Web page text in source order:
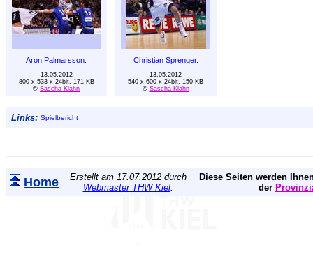
Aron Palmarsson Christian Sprenger.
13.05.2012
800 x 533 x 24bit, 171 KB
© Sascha Klahn
13.05.2012
540 x 600 x 24bit, 150 KB
© Sascha Klahn
Links: Spielbericht
Home
Erstellt am 17.07.2012 durch
Webmaster THW Kiel.
Diese Seiten werden
der